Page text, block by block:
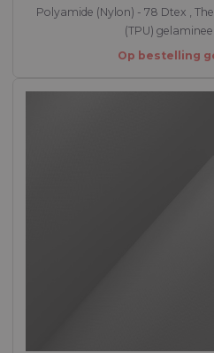
Polyamide (Nylon) - 78 Dtex ,
(TPU)
Op bestelling